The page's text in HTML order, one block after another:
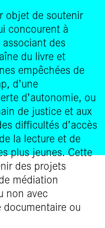
objet de soutenir
concourent à
des
du livre et
empêchées de
d’une
d’autonomie, ou
de justice et aux
difficultés d’accès
la lecture et de
plus jeunes. Cette
des projets
médiation
non avec
documentaire ou